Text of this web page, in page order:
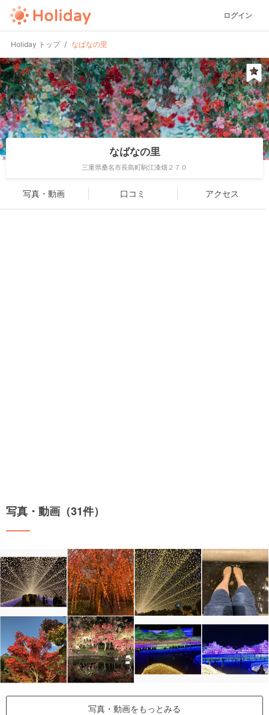
ログイン
Holiday トップ なばなの里
なばなの里
三重県桑名市長島町駒江漆畑２７０
写真・動画 口コミ アクセス
写真・動画（31件）
写真・動画をもっとみる